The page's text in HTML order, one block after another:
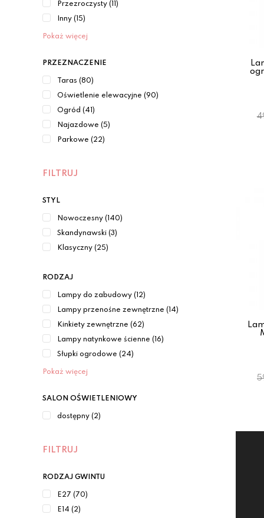
Przezroczysty (11)
Inny (15)
Pokaż więcej
PRZEZNACZENIE
Taras (80)
Oświetlenie elewacyjne (90)
Ogród (41)
Najazdowe (5)
Parkowe (22)
FILTRUJ
STYL
Nowoczesny (140)
Skandynawski (3)
Klasyczny (25)
RODZAJ
Lampy do zabudowy (12)
Lampy przenośne zewnętrzne (14)
Kinkiety zewnętrzne (62)
Lampy natynkowe ścienne (16)
Słupki ogrodowe (24)
Pokaż więcej
SALON OŚWIETLENIOWY
dostępny (2)
FILTRUJ
RODZAJ GWINTU
E27 (70)
E14 (2)